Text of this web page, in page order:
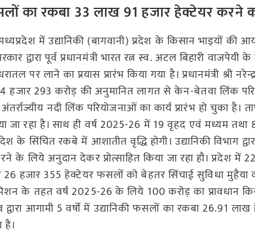
का रकबा 33 लाख 91 हजार हेक्टेयर करने
में उद्यानिकी (बागवानी) प्रदेश के किसान भाइयों
द्वारा पूर्व प्रधानमंत्री भारत रत्न स्व. अटल बिहारी
पर लाने का प्रयास प्रारंभ किया गया है। प्रधानमंत्री श्री
हजार 293 करोड़ की अनुमानित लागत से केन-बेतवा लिंक
नदी लिंक परियोजनाओं का कार्य प्रारंभ हो चुका है।
जा रहा है। साथ ही वर्ष 2025-26 में 19 वृहद एवं मध्यम तथा
के सिंचित रकबे में आशातीत वृद्धि होगी। उद्यानिकी विभाग
के लिये अनुदान देकर प्रोत्साहित किया जा रहा हौ। प्रदेश में
26 हजार 355 हेक्टेयर फसलों को बेहतर सिंचाई सुविधा मुहैया
मिशन के तहत वर्ष 2025-26 के लिये 100 करोड़ का प्रावधान
द्वारा आगामी 5 वर्षों में उद्यानिकी फसलों का रकबा
है।